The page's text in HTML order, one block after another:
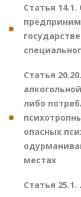
Статья
Статья
либо
опасных
местах
Статья